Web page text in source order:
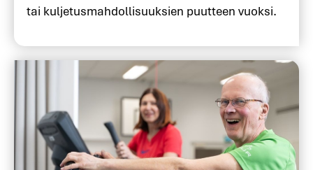
tai kuljetusmahdollisuuksien puutteen vuoksi.